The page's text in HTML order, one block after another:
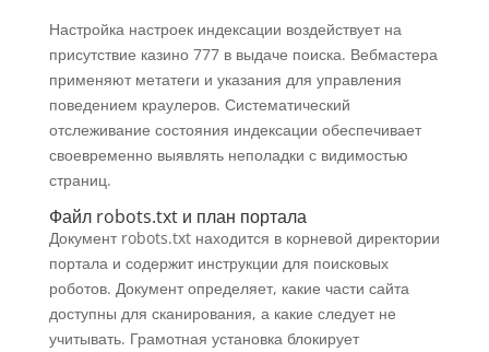
Настройка настроек индексации воздействует на
присутствие казино 777 в выдаче поиска. Вебмастера
применяют метатеги и указания для управления
поведением краулеров. Систематический
отслеживание состояния индексации обеспечивает
своевременно выявлять неполадки с видимостью
страниц.
Файл robots.txt и план портала
Документ robots.txt находится в корневой директории
портала и содержит инструкции для поисковых
роботов. Документ определяет, какие части сайта
доступны для сканирования, а какие следует не
учитывать. Грамотная установка блокирует